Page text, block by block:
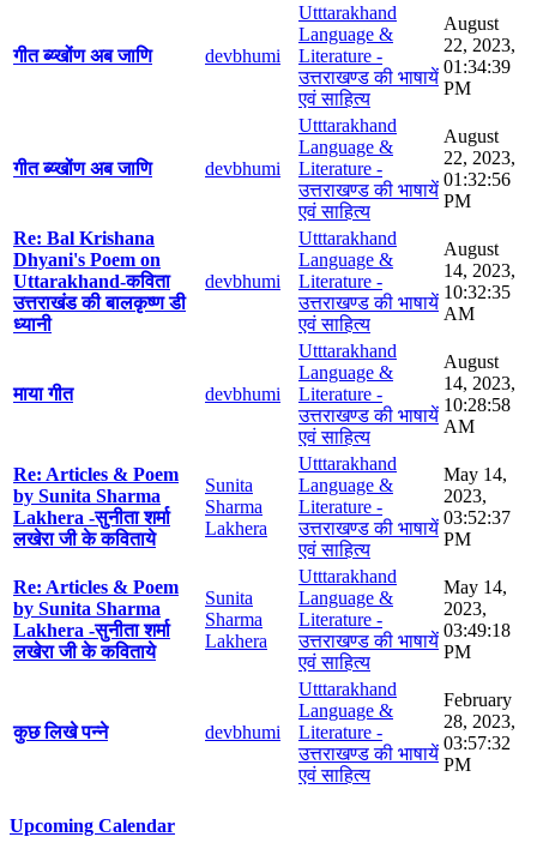
गीत ब्य्खोंण अब जाणि devbhumi
Utttarakhand
Language &
Literature -
उत्तराखण्ड की भाषायें
एवं साहित्य
August
22, 2023,
01:34:39
PM
गीत ब्य्खोंण अब जाणि devbhumi
Utttarakhand
Language &
Literature -
उत्तराखण्ड की भाषायें
एवं साहित्य
August
22, 2023,
01:32:56
PM
Re: Bal Krishana
Dhyani's Poem on
Uttarakhand-कविता
उत्तराखंड की बालकृष्ण डी
ध्यानी
devbhumi
Utttarakhand
Language &
Literature -
उत्तराखण्ड की भाषायें
एवं साहित्य
August
14, 2023,
10:32:35
AM
माया गीत devbhumi
Utttarakhand
Language &
Literature -
उत्तराखण्ड की भाषायें
एवं साहित्य
August
14, 2023,
10:28:58
AM
Re: Articles & Poem
by Sunita Sharma
Lakhera -सुनीता शर्मा
लखेरा जी के कविताये
Sunita
Sharma
Lakhera
Utttarakhand
Language &
Literature -
उत्तराखण्ड की भाषायें
एवं साहित्य
May 14,
2023,
03:52:37
PM
Re: Articles & Poem
by Sunita Sharma
Lakhera -सुनीता शर्मा
लखेरा जी के कविताये
Sunita
Sharma
Lakhera
Utttarakhand
Language &
Literature -
उत्तराखण्ड की भाषायें
एवं साहित्य
May 14,
2023,
03:49:18
PM
कुछ लिखे पन्ने devbhumi
Utttarakhand
Language &
Literature -
उत्तराखण्ड की भाषायें
एवं साहित्य
February
28, 2023,
03:57:32
PM
Upcoming Calendar